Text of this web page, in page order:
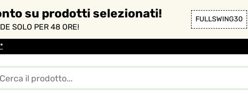
su prodotti selezionati!
SOLO PER 48 ORE!
FULLSWING30